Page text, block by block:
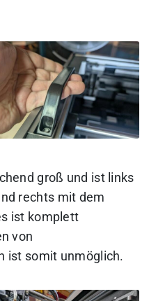
groß und ist links
rechts mit dem
ist komplett
von
ist somit unmöglich.